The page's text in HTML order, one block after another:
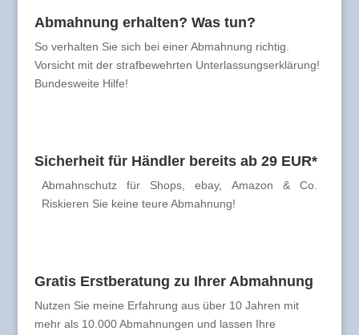
Abmahnung erhalten? Was tun?
So verhalten Sie sich bei einer Abmahnung richtig.
Vorsicht mit der strafbewehrten Unterlassungserklärung!
Bundesweite Hilfe!
Sicherheit für Händler bereits ab 29 EUR*
Abmahnschutz für Shops, ebay, Amazon & Co.
Riskieren Sie keine teure Abmahnung!
Gratis Erstberatung zu Ihrer Abmahnung
Nutzen Sie meine Erfahrung aus über 10 Jahren mit
mehr als 10.000 Abmahnungen und lassen Ihre